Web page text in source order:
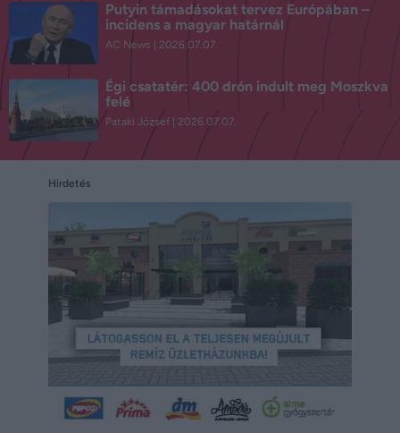
Putyin támadásokat tervez Európában –
incidens a magyar határnál
AC News 2026.07.07.
Égi csatatér: 400 drón indult meg Moszkva
felé
Pataki József 2026.07.07.
Hirdetés